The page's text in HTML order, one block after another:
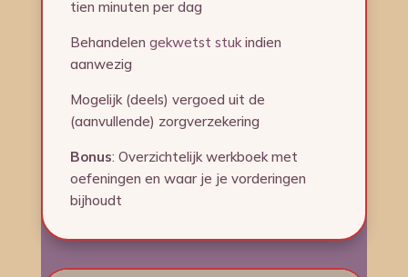
tien minuten per dag
Behandelen gekwetst stukindien
aanwezig
Mogelijk (deels) vergoed uit de
(aanvullende) zorgverzekering
Bonus: Overzichtelijk werkboek met
oefeningen en waar je je vorderingen
bijhoudt